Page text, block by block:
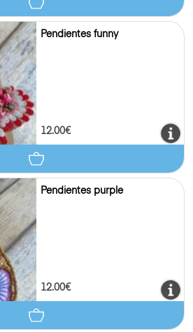
Pendientes funny
12.00€
Pendientes purple
12.00€